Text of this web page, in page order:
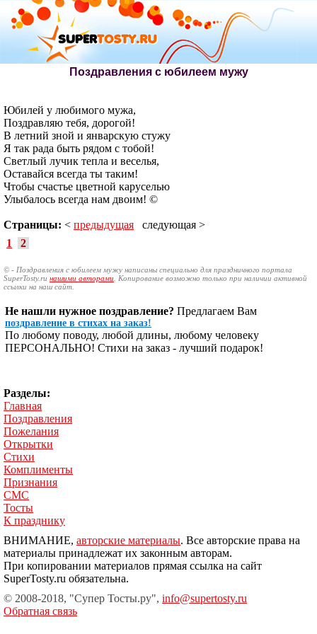
Поздравления с юбилеем мужу
Юбилей у любимого мужа,
Поздравляю тебя, дорогой!
В летний зной и январскую стужу
Я так рада быть рядом с тобой!
Светлый лучик тепла и веселья,
Оставайся всегда ты таким!
Чтобы счастье цветной каруселью
Улыбалось всегда нам двоим! ©
Страницы: < предыдущая следующая >
1
2
© - Поздравления с юбилеем мужу написаны специально для праздничного портала
SuperTosty.ru нашими авторами . Копирование возможно только при наличии активной
ссылки на наш сайт.
Не нашли нужное поздравление? Предлагаем Вам
поздравление в стихах на заказ!
По любому поводу, любой длины, любому человеку
ПЕРСОНАЛЬНО! Стихи на заказ - лучший подарок!
Разделы:
Главная
Поздравления
Пожелания
Открытки
Стихи
Комплименты
Признания
СМС
Тосты
К празднику
ВНИМАНИЕ, авторские материалы. Все авторские права на
материалы принадлежат их законным авторам.
При копировании материалов прямая ссылка на сайт
SuperTosty.ru обязательна.
© 2008-2018, "Супер Тосты.ру", info@supertosty.ru
Обратная связь